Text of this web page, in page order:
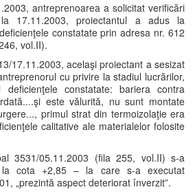
antreprenoarea a solicitat verificări
17.11.2003, proiectantul a adus la
constatate prin adresa nr. 612
vol.II).
17.11.2003, acelaşi proiectant a sesizat
cu privire la stadiul lucrărilor,
deficienţele constatate: bariera contra
este vălurită, nu sunt montate
primul strat din termoizolaţie era
calitative ale materialelor folosite
3531/05.11.2003 (fila 255, vol.II) s-a
cota +2,85 – la care s-a executat
„prezintă aspect deteriorat înverzit”.